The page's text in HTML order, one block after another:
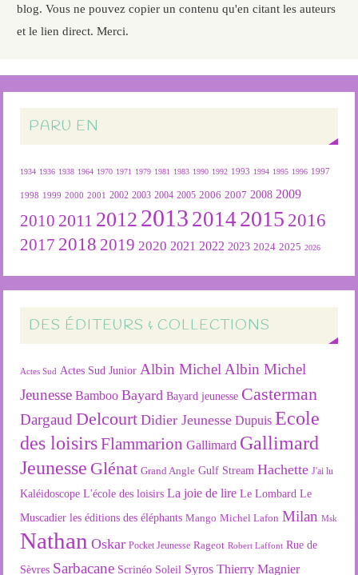
blog. Vous ne pouvez copier un contenu qu'en citant les auteurs
et le lien direct. Merci.
PARU EN
1934 1936 1938 1964 1970 1971 1979 1981 1983 1990 1992 1993 1994 1995 1996 1997
1998 1999 2000 2001 2002 2003 2004 2005 2006 2007 2008 2009
2010 2011 2012 2013 2014 2015 2016
2017 2018 2019 2020 2021 2022 2023 2024 2025 2026
DES ÉDITEURS & COLLECTIONS
Actes Sud Actes Sud Junior Albin Michel Albin Michel
Jeunesse Bamboo Bayard Bayard jeunesse Casterman
Dargaud Delcourt Didier Jeunesse Dupuis Ecole
des loisirsFlammarion Gallimard Gallimard
Jeunesse Glénat Grand Angle Gulf Stream Hachette J'ai lu
Kaléidoscope L'école des loisirs La joie de lire Le Lombard Le
Muscadier les éditions des éléphants Mango Michel Lafon Milan Msk
Nathan Oskar Pocket Jeunesse Rageot Robert Laffont Rue de
Sèvres Sarbacane Scrinéo Soleil Syros Thierry Magnier